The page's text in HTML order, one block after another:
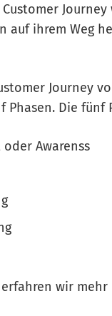
auf ihrem Weg
Journey
Phasen. Die
Awarenss
wir mehr